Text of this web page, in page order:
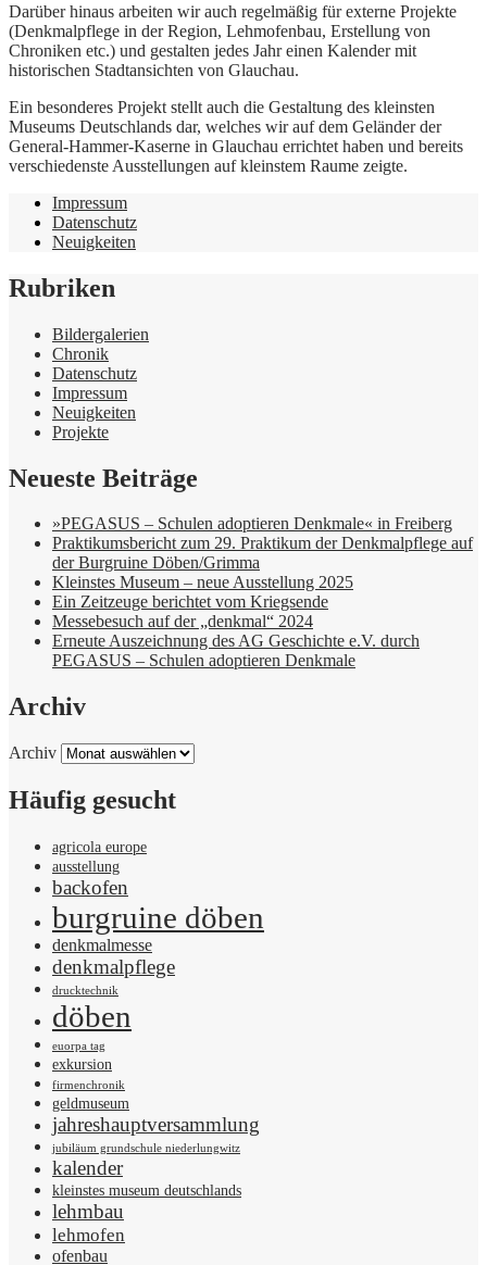
Darüber hinaus arbeiten wir auch regelmäßig für externe Projekte
(Denkmalpflege in der Region, Lehmofenbau, Erstellung von
Chroniken etc.) und gestalten jedes Jahr einen Kalender mit
historischen Stadtansichten von Glauchau.
Ein besonderes Projekt stellt auch die Gestaltung des kleinsten
Museums Deutschlands dar, welches wir auf dem Geländer der
General-Hammer-Kaserne in Glauchau errichtet haben und bereits
verschiedenste Ausstellungen auf kleinstem Raume zeigte.
Impressum
Datenschutz
Neuigkeiten
Rubriken
Bildergalerien
Chronik
Datenschutz
Impressum
Neuigkeiten
Projekte
Neueste Beiträge
»PEGASUS – Schulen adoptieren Denkmale« in Freiberg
Praktikumsbericht zum 29. Praktikum der Denkmalpflege auf
der Burgruine Döben/Grimma
Kleinstes Museum – neue Ausstellung 2025
Ein Zeitzeuge berichtet vom Kriegsende
Messebesuch auf der „denkmal“ 2024
Erneute Auszeichnung des AG Geschichte e.V. durch
PEGASUS – Schulen adoptieren Denkmale
Archiv
Archiv
Häufig gesucht
agricola europe
ausstellung
backofen
burgruine döben
denkmalmesse
denkmalpflege
drucktechnik
döben
euorpa tag
exkursion
firmenchronik
geldmuseum
jahreshauptversammlung
jubiläum grundschule niederlungwitz
kalender
kleinstes museum deutschlands
lehmbau
lehmofen
ofenbau